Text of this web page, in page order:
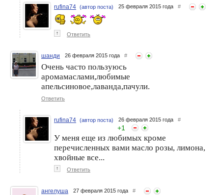
rufina74 (автор поста) 25 февраля 2015 года #
↑ Ответить
шанди 26 февраля 2015 года #
Очень часто пользуюсь
аромамаслами,любимые
апельсиновое,лаванда,пачули.
Ответить
rufina74 (автор поста) 26 февраля 2015 года #
+1
У меня еще из любимых кроме
перечисленных вами масло розы, лимона,
хвойные все...
↑ Ответить
ангелуша 27 февраля 2015 года #